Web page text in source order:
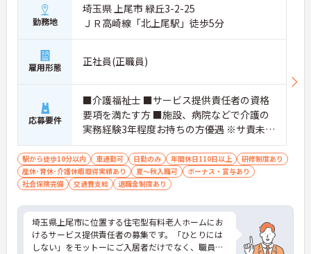
勤務地
埼玉県 上尾市 緑丘3-2-25
ＪＲ高崎線「北上尾駅」徒歩5分
雇用形態 正社員(正職員)
応募要件
■介護福祉士 ■サービス提供責任者の資格
要項を満たす方 ■施設、病院などで介護の
実務経験3年程度お持ちの方優遇 ※サ責未経
験スタートの実績多数
駅から徒歩10分以内 車通勤可 日勤のみ 年間休日110日以上
研修制度あり
産休･育休･介護休暇取得実績あり
夏～秋入職可
ボーナス・賞与あり
社会保険完備
交通費支給 退職金制度あり
埼玉県上尾市に位置する住宅型有料老人ホームにお
けるサービス提供責任者の募集です。「ひとりには
しない」をモットーにご入居者だけでなく、職員に